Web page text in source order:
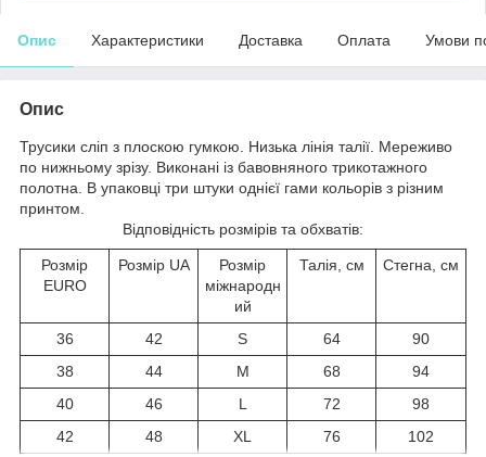
Опис Характеристики Доставка Оплата Умови
Опис
Трусики сліп з плоскою гумкою. Низька лінія талії. Мереживо
по нижньому зрізу. Виконані із бавовняного трикотажного
полотна. В упаковці три штуки однієї гами кольорів з різним
принтом.
Відповідність розмірів та обхватів:
Розмір
EURO
Розмір UA
Розмір
міжнародн
ий
Талія, см Стегна, см
36 42 S 64
90
38
44 M 68
94
40
46 L 72
98
42
48 XL 76 102